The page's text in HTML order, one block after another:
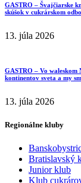
GASTRO – Švajčiarske
skúšok v cukrárskom
13. júla 2026
GASTRO – Vo waleskom
kontinentov sveta a my
13. júla 2026
Regionálne kluby
Bratislavský
Junior klub
Klub